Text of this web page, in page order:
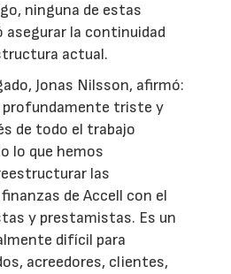
ninguna de estas
la continuidad
actual.
Jonas Nilsson, afirmó:
profundamente triste y
de todo el trabajo
lo que hemos
las
de Accell con el
y prestamistas. Es un
difícil para
acreedores, clientes,